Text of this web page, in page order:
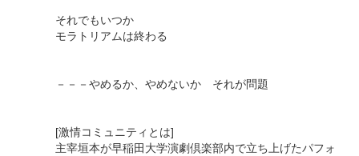
それでもいつか
モラトリアムは終わる
－－－やめるか、やめないか それが問題
[激情コミュニティとは]
主宰垣本が早稲田大学演劇倶楽部内で立ち上げたパフォ